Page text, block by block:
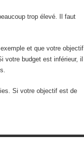
trop élevé. Il faut
et que votre objectif
votre budget est inférieur, il
Si votre objectif est de